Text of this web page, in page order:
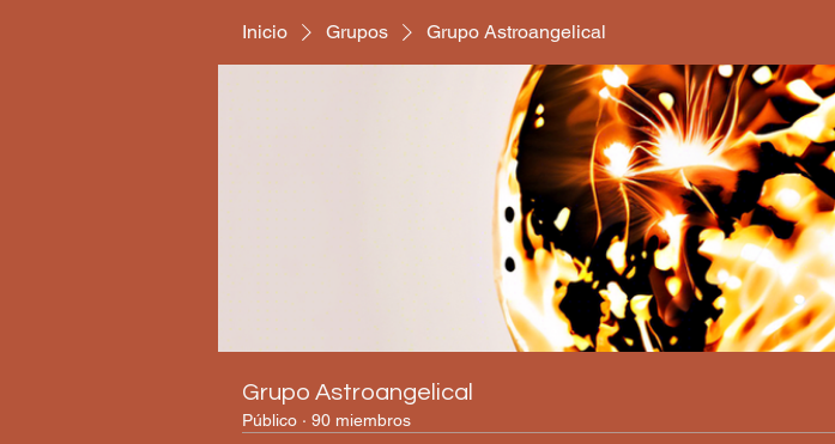
Inicio Grupos Grupo Astroangelical
Grupo Astroangelical
Público · 90 miembros